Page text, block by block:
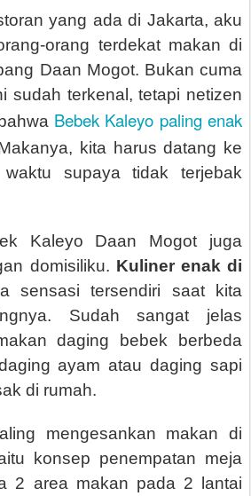
yang ada di Jakarta, aku
orang terdekat makan di
Daan Mogot. Bukan cuma
sudah terkenal, tetapi netizen
Bebek Kaleyo paling enak
kita harus datang ke
supaya tidak terjebak
Kaleyo Daan Mogot juga
domisiliku. Kuliner enak di
sensasi tersendiri saat kita
Sudah sangat jelas
daging bebek berbeda
ayam atau daging sapi
di rumah.
mengesankan makan di
konsep penempatan meja
2 area makan pada 2 lantai